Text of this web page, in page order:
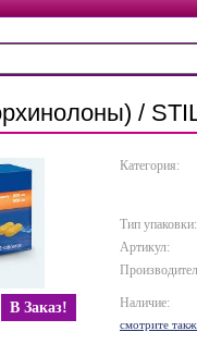
/
В Заказ!
Категория:
Тип упаковки:
Артикул:
Наличие:
смотрите